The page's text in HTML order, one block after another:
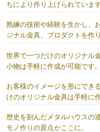
ちにより作り上げられています
熟練の技術や経験を生かし、
ジナル金具、プロダクトを作り
世界で一つだけのオリジナル
小物は手軽に作成が可能です。
お客様のイメージを形にでき
けのオリジナル金具は手軽に
歴史を刻んだメタルハウスの
モノ作りの原点がここに。